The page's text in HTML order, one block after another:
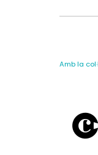
Amb la